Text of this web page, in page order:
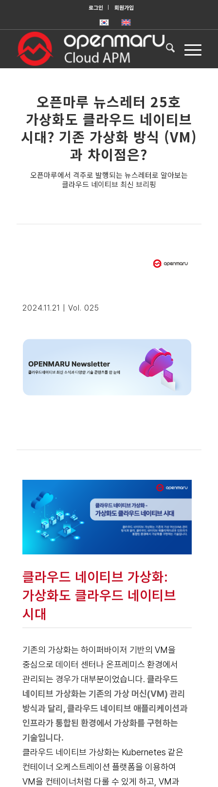
로그인 회원가입
오픈마루 뉴스레터 25호
가상화도 클라우드 네이티브
시대? 기존 가상화 방식 (VM)
과 차이점은?
오픈마루에서 격주로 발행되는 뉴스레터로 알아보는
클라우드 네이티브 최신 브리핑
2024.11.21 | Vol. 025
클라우드 네이티브 가상화:
가상화도 클라우드 네이티브
시대
기존의 가상화는 하이퍼바이저 기반의 VM을
중심으로 데이터 센터나 온프레미스 환경에서
관리되는 경우가 대부분이었습니다. 클라우드
네이티브 가상화는 기존의 가상 머신(VM) 관리
방식과 달리, 클라우드 네이티브 애플리케이션과
인프라가 통합된 환경에서 가상화를 구현하는
기술입니다.
클라우드 네이티브 가상화는 Kubernetes 같은
컨테이너 오케스트레이션 플랫폼을 이용하여
VM을 컨테이너처럼 다룰 수 있게 하고, VM과